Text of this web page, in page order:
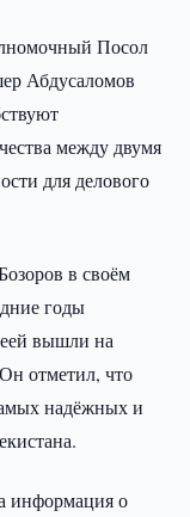
Посол
Абдусаломов
между двумя
для делового
в своём
годы
вышли на
Он отметил, что
надёжных и
информация о